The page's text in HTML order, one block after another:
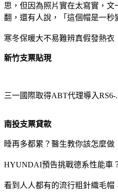
思，但因為照片實在太寫實，
翻，還有人說，「這個帽是一秒
寒冬保暖大不易難辨真假發熱衣
新竹支票貼現
三一國際取得ABT代理導入RS6-
南投支票貸款
睡再多都累？醫生教你該怎麼做
HYUNDAI預告挑戰德系性能車
看到人人都有的流行粗針織毛